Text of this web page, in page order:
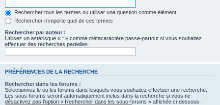
Rechercher tous les termes ou utiliser une question comme élément
Rechercher n’importe quel de ces termes
Rechercher par auteur :
Utilisez un astérisque « * » comme métacaractère passe-partout si vous souhaitez
effectuer des recherches partielles.
PRÉFÉRENCES DE LA RECHERCHE
Rechercher dans les forums :
Sélectionnez le ou les forums dans lesquels vous souhaitez effectuer une recherche.
Les sous-forums seront automatiquement inclus dans la recherche si vous ne
désactivez pas l’option « Rechercher dans les sous-forums » affichée ci-dessous.